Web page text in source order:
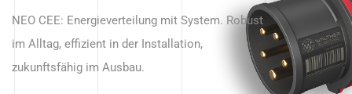
beginnt hier.
NEO CEE: Energieverteilung mit System. Robust
im Alltag, effizient in der Installation,
zukunftsfähig im Ausbau.
Anwendungen – robust, IP-geschützt und
zukunftsfähig.